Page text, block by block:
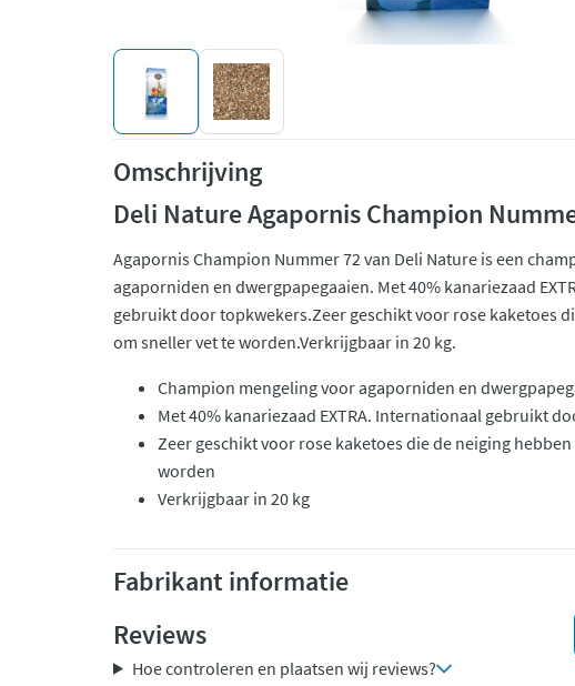
Omschrijving
Deli Nature Agapornis Champion
Agapornis Champion Nummer 72 van Deli Nature is een
agaporniden en dwergpapegaaien. Met 40% kanariezaad
gebruikt door topkwekers.Zeer geschikt voor rose kaketoes
om sneller vet te worden.Verkrijgbaar in 20 kg.
Champion mengeling voor agaporniden en
Met 40% kanariezaad EXTRA. Internationaal gebruikt
Zeer geschikt voor rose kaketoes die de neiging
worden
Verkrijgbaar in 20 kg
Fabrikant informatie
Reviews
Hoe controleren en plaatsen wij reviews?